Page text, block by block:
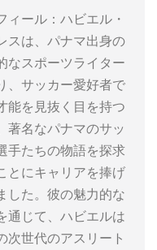
ィール：ハビエル・
スは、パナマ出身の
なスポーツライター
、サッカー愛好者で
能を見抜く目を持つ
著名なパナマのサッ
手たちの物語を探求
とにキャリアを捧げ
した。彼の魅力的な
通じて、ハビエルは
次世代のアスリート